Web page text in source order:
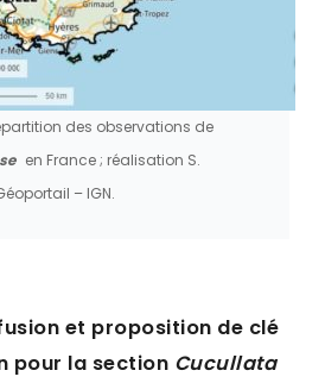
des observations de
en France ; réalisation S.
– IGN.
et proposition de clé
pour la section Cucullata